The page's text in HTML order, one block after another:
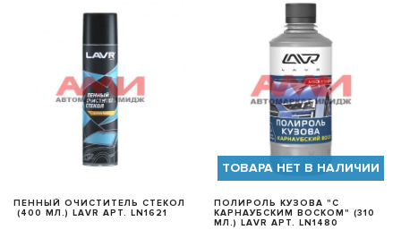
БЫСТРЫЙ ПРОСМОТР
ПЕННЫЙ ОЧИСТИТЕЛЬ СТЕКОЛ
(400 МЛ.) LAVR АРТ. LN1621
БЫСТРЫЙ ПРОСМОТР
ТОВАРА НЕТ В НАЛИЧИИ
ПОЛИРОЛЬ КУЗОВА "С
КАРНАУБСКИМ ВОСКОМ" (310
МЛ.) LAVR АРТ. LN1480